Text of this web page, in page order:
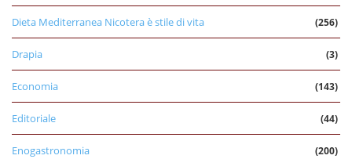
Dieta Mediterranea Nicotera è stile di vita (256)
Drapia (3)
Economia (143)
Editoriale (44)
Enogastronomia (200)